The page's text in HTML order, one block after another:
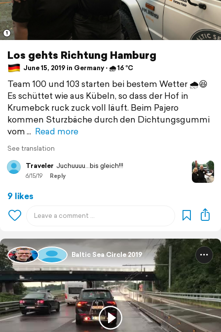
1
Los gehts Richtung Hamburg
June 15, 2019 in Germany ⋅ 🌧 16 °C
Team 100 und 103 starten bei bestem Wetter 🌧😆
Es schüttet wie aus Kübeln, so dass der Hof in
Krumebck ruck zuck voll läuft. Beim Pajero
kommen Sturzbäche durch den Dichtungsgummi
vom
Read more
See translation
Traveler Juchuuuu...bis gleich!!!
6/15/19 Reply
9 likes
Baltic Sea Circle 2019